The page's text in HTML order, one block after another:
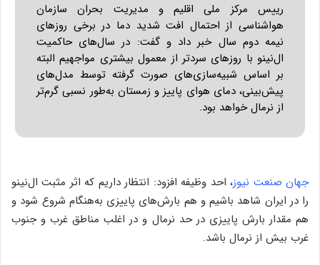
رییس مرکز ملی اقلیم و مدیریت بحران سازمان
هواشناسی از احتمال افت شدید دما در برخی روزهای
نیمه دوم سال خبر داد و گفت: در سال‌های حاکمیت
ال‌نینو با روزهای سردتر از معمول بیشتری مواجهیم البته
بر اساس شبیه‌سازی‌های صورت گرفته توسط مدل‌های
پیش‌بینی، دمای هوای پاییز و زمستان به‌طور نسبی گرم‌تر
از نرمال خواهد بود.
جهان صنعت نیوز، احد وظیفه افزود: انتظار داریم که اثر مثبت ال‌نینو
را در ایران شاهد باشیم و هم بارش‌های پاییزی به‌هنگام شروع شود و
هم مقدار بارش پاییزی در حد نرمال و در اغلب مناطق غرب و جنوب
غرب بیش از نرمال باشد.